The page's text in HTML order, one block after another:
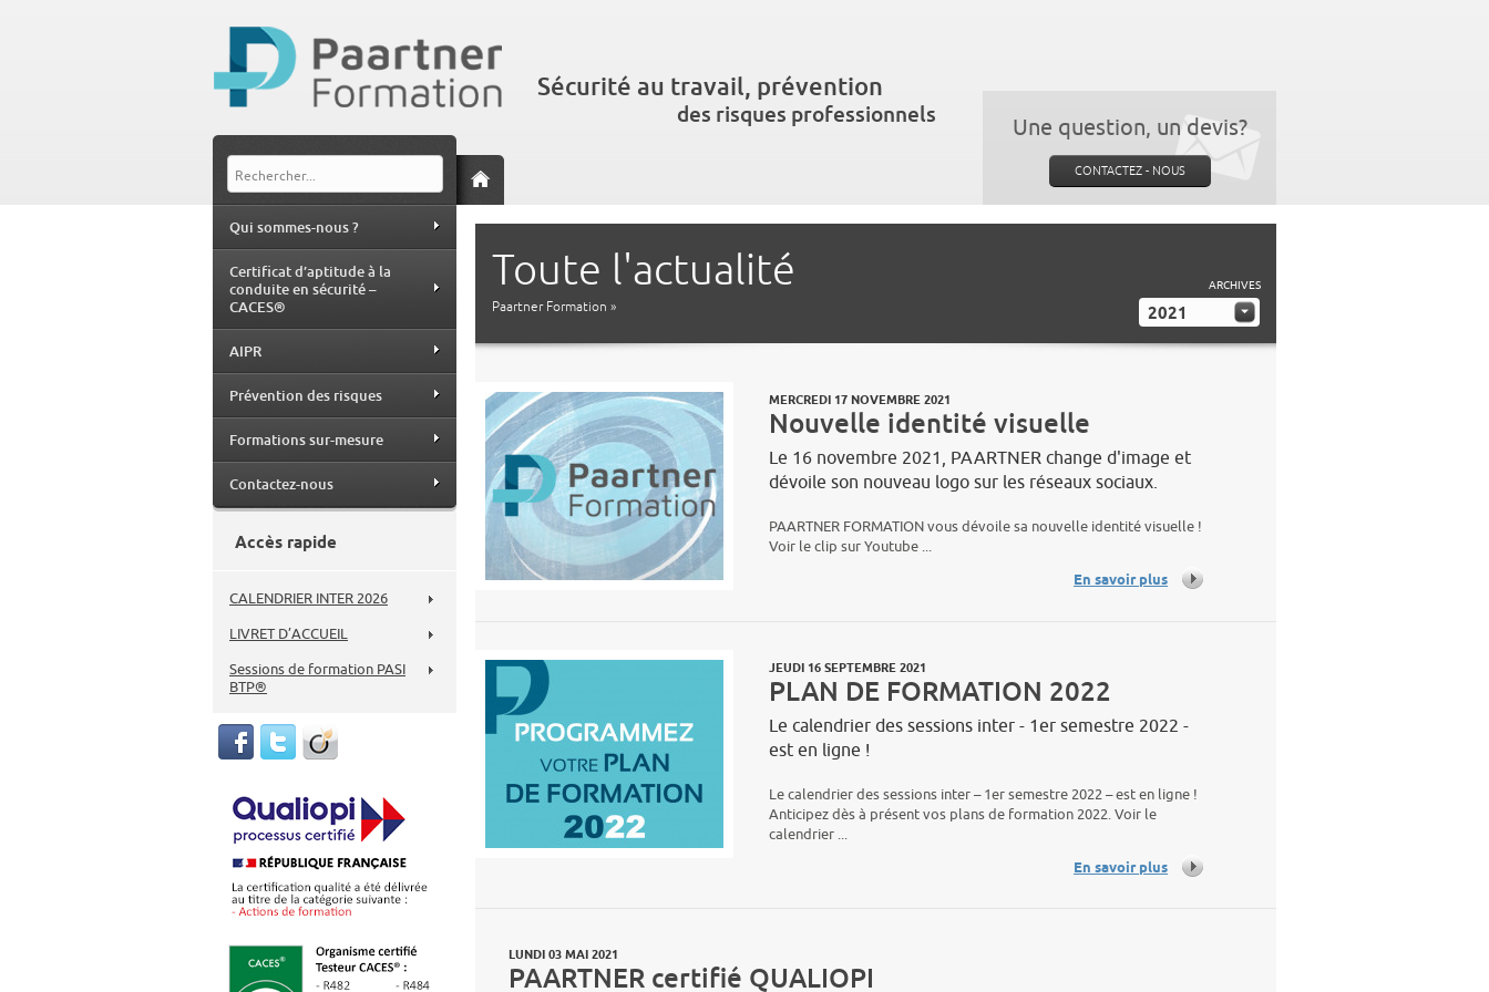
Sécurité au travail, prévention
des risques professionnels
Une question, un devis?
CONTACTEZ - NOUS
Toute l'actualité
Paartner Formation »
ARCHIVES
2021
MERCREDI 17 NOVEMBRE 2021
Nouvelle identité visuelle
Le 16 novembre 2021, PAARTNER change d'image et
dévoile son nouveau logo sur les réseaux sociaux.
PAARTNER FORMATION vous dévoile sa nouvelle identité visuelle !
Voir le clip sur Youtube ...
En savoir plus
JEUDI 16 SEPTEMBRE 2021
PLAN DE FORMATION 2022
Le calendrier des sessions inter - 1er semestre 2022 -
est en ligne !
Le calendrier des sessions inter – 1er semestre 2022 – est en ligne !
Anticipez dès à présent vos plans de formation 2022. Voir le
calendrier ...
En savoir plus
LUNDI 03 MAI 2021
PAARTNER certifié QUALIOPI
Qui sommes-nous ?
Certificat d’aptitude à la
conduite en sécurité –
CACES®
AIPR
Prévention des risques
Formations sur-mesure
Contactez-nous
Accès rapide
CALENDRIER INTER 2026
LIVRET D’ACCUEIL
Sessions de formation PASI
BTP®